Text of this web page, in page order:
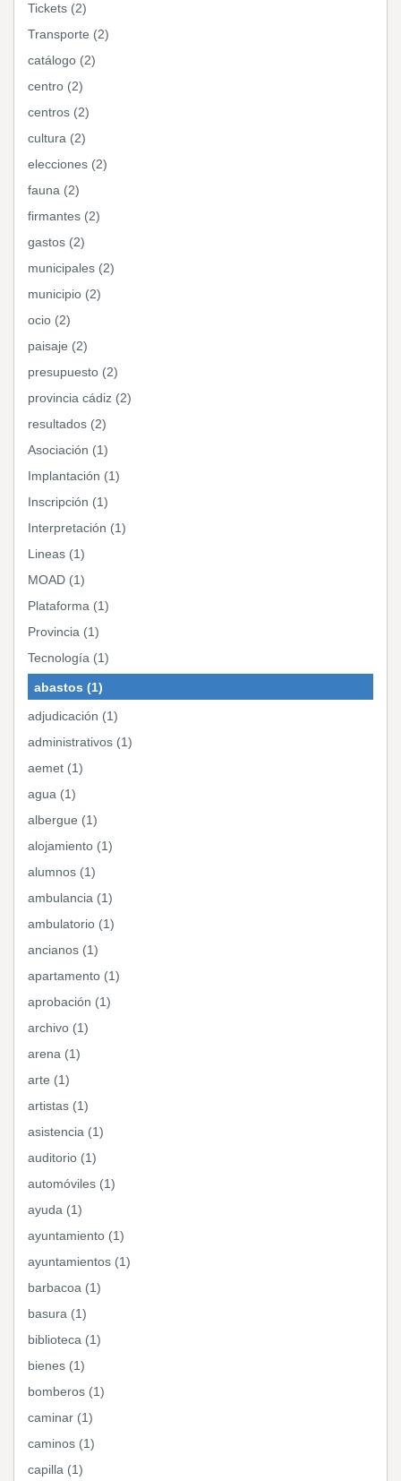
Tickets (2)
Transporte (2)
catálogo (2)
centro (2)
centros (2)
cultura (2)
elecciones (2)
fauna (2)
firmantes (2)
gastos (2)
municipales (2)
municipio (2)
ocio (2)
paisaje (2)
presupuesto (2)
provincia cádiz (2)
resultados (2)
Asociación (1)
Implantación (1)
Inscripción (1)
Interpretación (1)
Lineas (1)
MOAD (1)
Plataforma (1)
Provincia (1)
Tecnología (1)
abastos (1)
adjudicación (1)
administrativos (1)
aemet (1)
agua (1)
albergue (1)
alojamiento (1)
alumnos (1)
ambulancia (1)
ambulatorio (1)
ancianos (1)
apartamento (1)
aprobación (1)
archivo (1)
arena (1)
arte (1)
artistas (1)
asistencia (1)
auditorio (1)
automóviles (1)
ayuda (1)
ayuntamiento (1)
ayuntamientos (1)
barbacoa (1)
basura (1)
biblioteca (1)
bienes (1)
bomberos (1)
caminar (1)
caminos (1)
capilla (1)